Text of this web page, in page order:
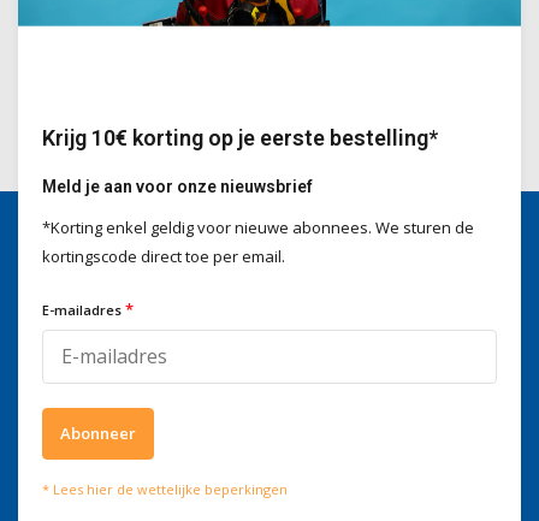
Incl. BTW
mailen naarinfo@doitpro.com
Krijg 10€ korting op je eerste bestelling*
Meld je aan voor onze nieuwsbrief
*Korting enkel geldig voor nieuwe abonnees. We sturen de
kortingscode direct toe per email.
E-mailadres *
Abonneer
* Lees hier de wettelijke beperkingen